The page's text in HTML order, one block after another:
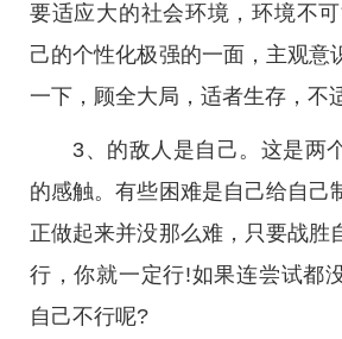
要适应大的社会环境，环境不
己的个性化极强的一面，主观意
一下，顾全大局，适者生存，不
3、的敌人是自己。这是两
的感触。有些困难是自己给自己
正做起来并没那么难，只要战胜
行，你就一定行!如果连尝试都
自己不行呢?